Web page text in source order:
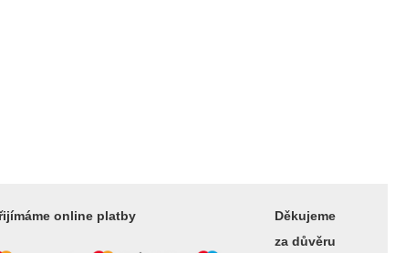
online platby
Děkujeme
za důvěru